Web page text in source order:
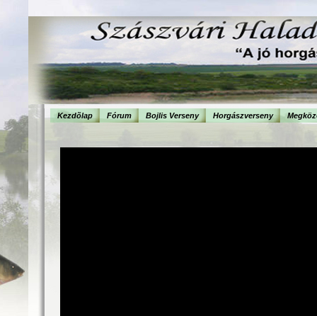
Kezdõlap Fórum Bojlis Verseny Horgászverseny